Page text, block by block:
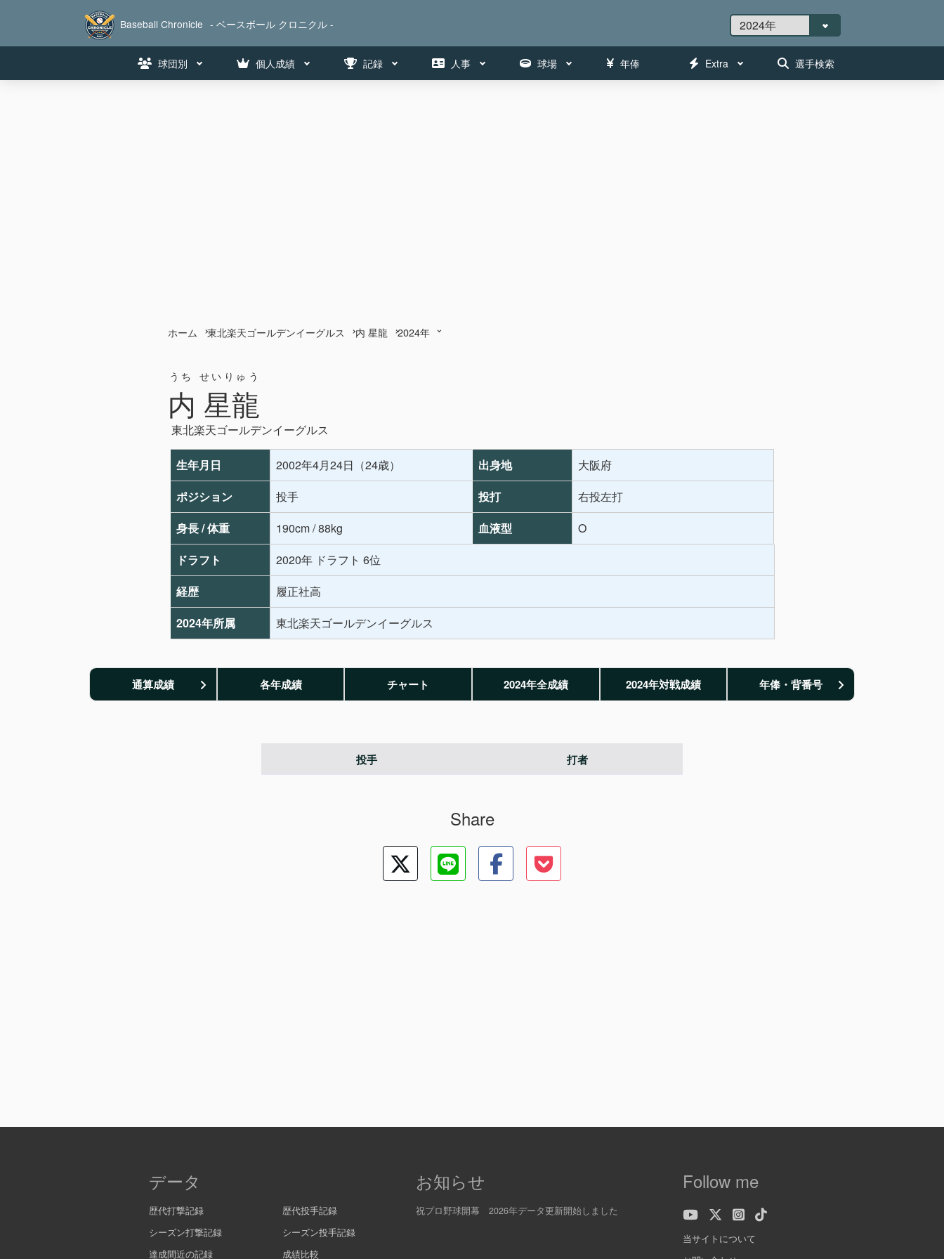
Baseball Chronicle - ベースボール クロニクル -
球団別 個人成績 記録 人事 球場 年俸 Extra 選手検索
ホーム 東北楽天ゴールデンイーグルス 内 星龍 2024年
内 星龍
うち せいりゅう
東北楽天ゴールデンイーグルス
生年月日 2002年4月24日（24歳） 出身地
大阪府
ポジション
投手 投打
右投左打
身長 / 体重
190cm / 88kg 血液型
O
ドラフト
2020年 ドラフト 6位
経歴
履正社高
2024年所属
東北楽天ゴールデンイーグルス
通算成績 各年成績 チャート 2024年全成績 2024年対戦成績 年俸・背番号
投手 打者
Share
データ
歴代打撃記録
歴代投手記録
シーズン打撃記録
シーズン投手記録
達成間近の記録
成績比較
お知らせ
祝プロ野球開幕 2026年データ更新開始しました
Follow me
当サイトについて